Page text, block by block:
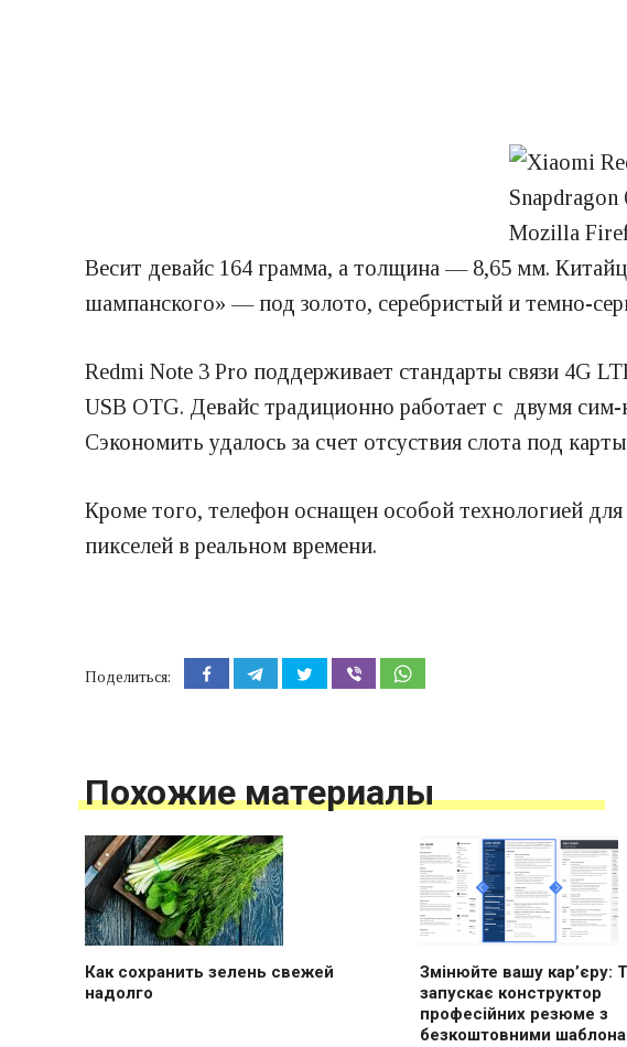
Весит девайс 164 грамма, а толщина — 8,65 мм.
шампанского» — под золото, серебристый и темно-
Redmi Note 3 Pro поддерживает стандарты связи 4G
USB OTG. Девайс традиционно работает с двумя
Сэкономить удалось за счет отсуствия слота под
Кроме того, телефон оснащен особой технологией
пикселей в реальном времени.
Поделиться:
Похожие материалы
Как сохранить зелень свежей
надолго
Змінюйте вашу кар’єру:
запускає конструктор
професійних резюме з
безкоштовними